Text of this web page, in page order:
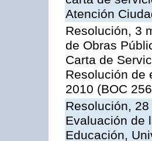
Atención
Resolución, 3
de Obras
Carta de
Resolución de
2010 (BOC
Resolución,
Evaluación de
Educación,